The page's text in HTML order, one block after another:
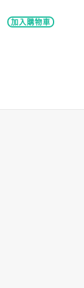
加入購物車